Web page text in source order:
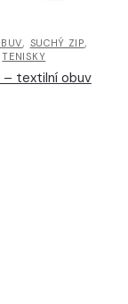
, SUCHÝ ZIP,
TENISKY
– textilní obuv